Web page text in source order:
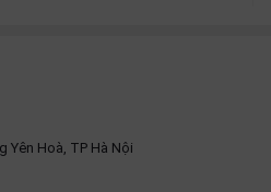
Yên Hoà, TP Hà Nội